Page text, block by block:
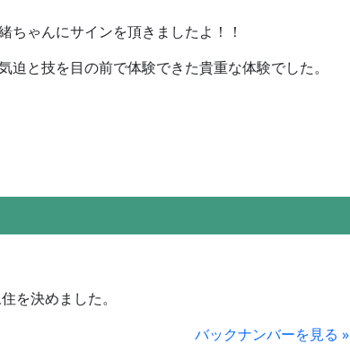
ちゃんにサインを頂きましたよ！！
迫と技を目の前で体験できた貴重な体験でした。
を決めました。
バックナンバーを見る »